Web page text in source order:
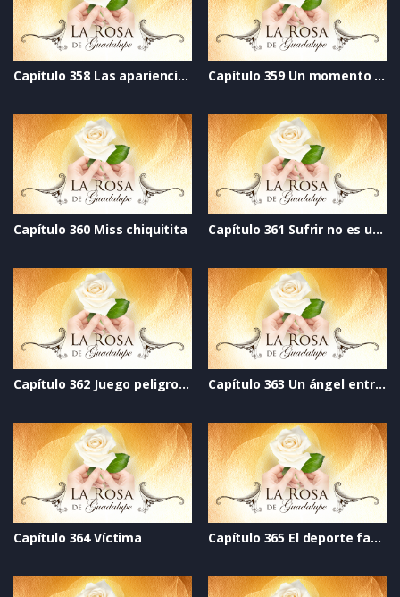
Capítulo 358 Las apariencias engañan Capítulo 359 Un momento de vida
Capítulo 360 Miss chiquitita Capítulo 361 Sufrir no es un destino
Capítulo 362 Juego peligroso Capítulo 363 Un ángel entre sombras
Capítulo 364 Víctima Capítulo 365 El deporte favorito